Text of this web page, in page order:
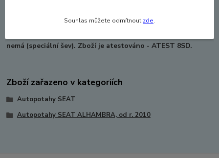
auto včetně povlaků hlavových opěrek. Vhodné pro auta s
nemá (speciální šev). Zboží je atestováno - ATEST 8SD.
Zboží zařazeno v kategoriích
Autopotahy SEAT
Autopotahy SEAT ALHAMBRA, od r. 2010
Souhlas můžete odmítnout zde.